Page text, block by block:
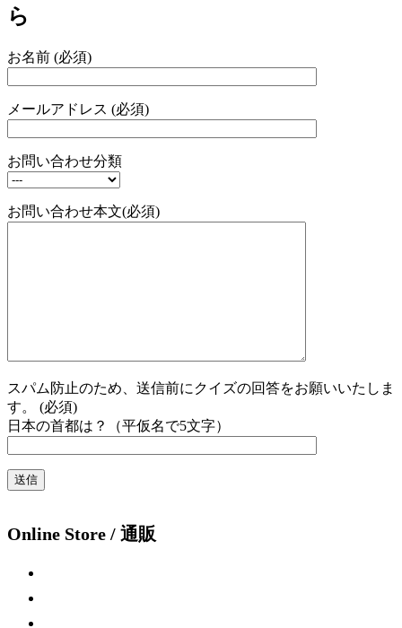
ら
お名前 (必須)
メールアドレス (必須)
お問い合わせ分類
お問い合わせ本文(必須)
スパム防止のため、送信前にクイズの回答をお願いいたしま
す。 (必須)
日本の首都は？（平仮名で5文字）
Online Store / 通販